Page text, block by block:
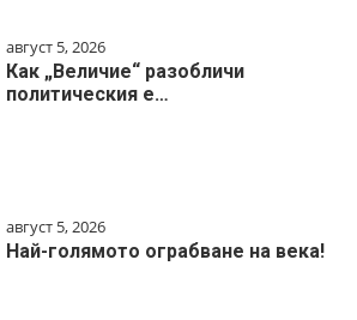
август 5, 2026
Как „Величие“ разобличи
политическия е…
август 5, 2026
Най-голямото ограбване на века!